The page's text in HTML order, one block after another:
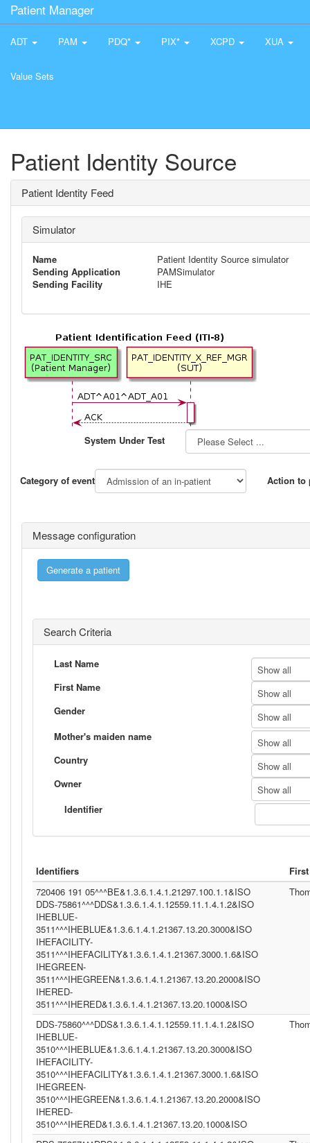
Patient Manager
ADT PAM PDQ* PIX* XCPD XUA
Value Sets
Patient Identity Source
Patient Identity Feed
Simulator
Name
Patient Identity Source simulator
Sending Application
PAMSimulator
Sending Facility
IHE
System Under Test
Category of event Action to
Message configuration
Search Criteria
Last Name
Show all
First Name
Show all
Gender
Show all
Mother's maiden name
Show all
Country
Show all
Owner
Show all
Identifier
Identifiers
720406 191 05^^^BE&1.3.6.1.4.1.21297.100.1.1&ISO
DDS-75861^^^DDS&1.3.6.1.4.1.12559.11.1.4.1.2&ISO
IHEBLUE-
3511^^^IHEBLUE&1.3.6.1.4.1.21367.13.20.3000&ISO
IHEFACILITY-
3511^^^IHEFACILITY&1.3.6.1.4.1.21367.3000.1.6&ISO
IHEGREEN-
3511^^^IHEGREEN&1.3.6.1.4.1.21367.13.20.2000&ISO
IHERED-
3511^^^IHERED&1.3.6.1.4.1.21367.13.20.1000&ISO
DDS-75860^^^DDS&1.3.6.1.4.1.12559.11.1.4.1.2&ISO
IHEBLUE-
3510^^^IHEBLUE&1.3.6.1.4.1.21367.13.20.3000&ISO
IHEFACILITY-
3510^^^IHEFACILITY&1.3.6.1.4.1.21367.3000.1.6&ISO
IHEGREEN-
3510^^^IHEGREEN&1.3.6.1.4.1.21367.13.20.2000&ISO
IHERED-
3510^^^IHERED&1.3.6.1.4.1.21367.13.20.1000&ISO